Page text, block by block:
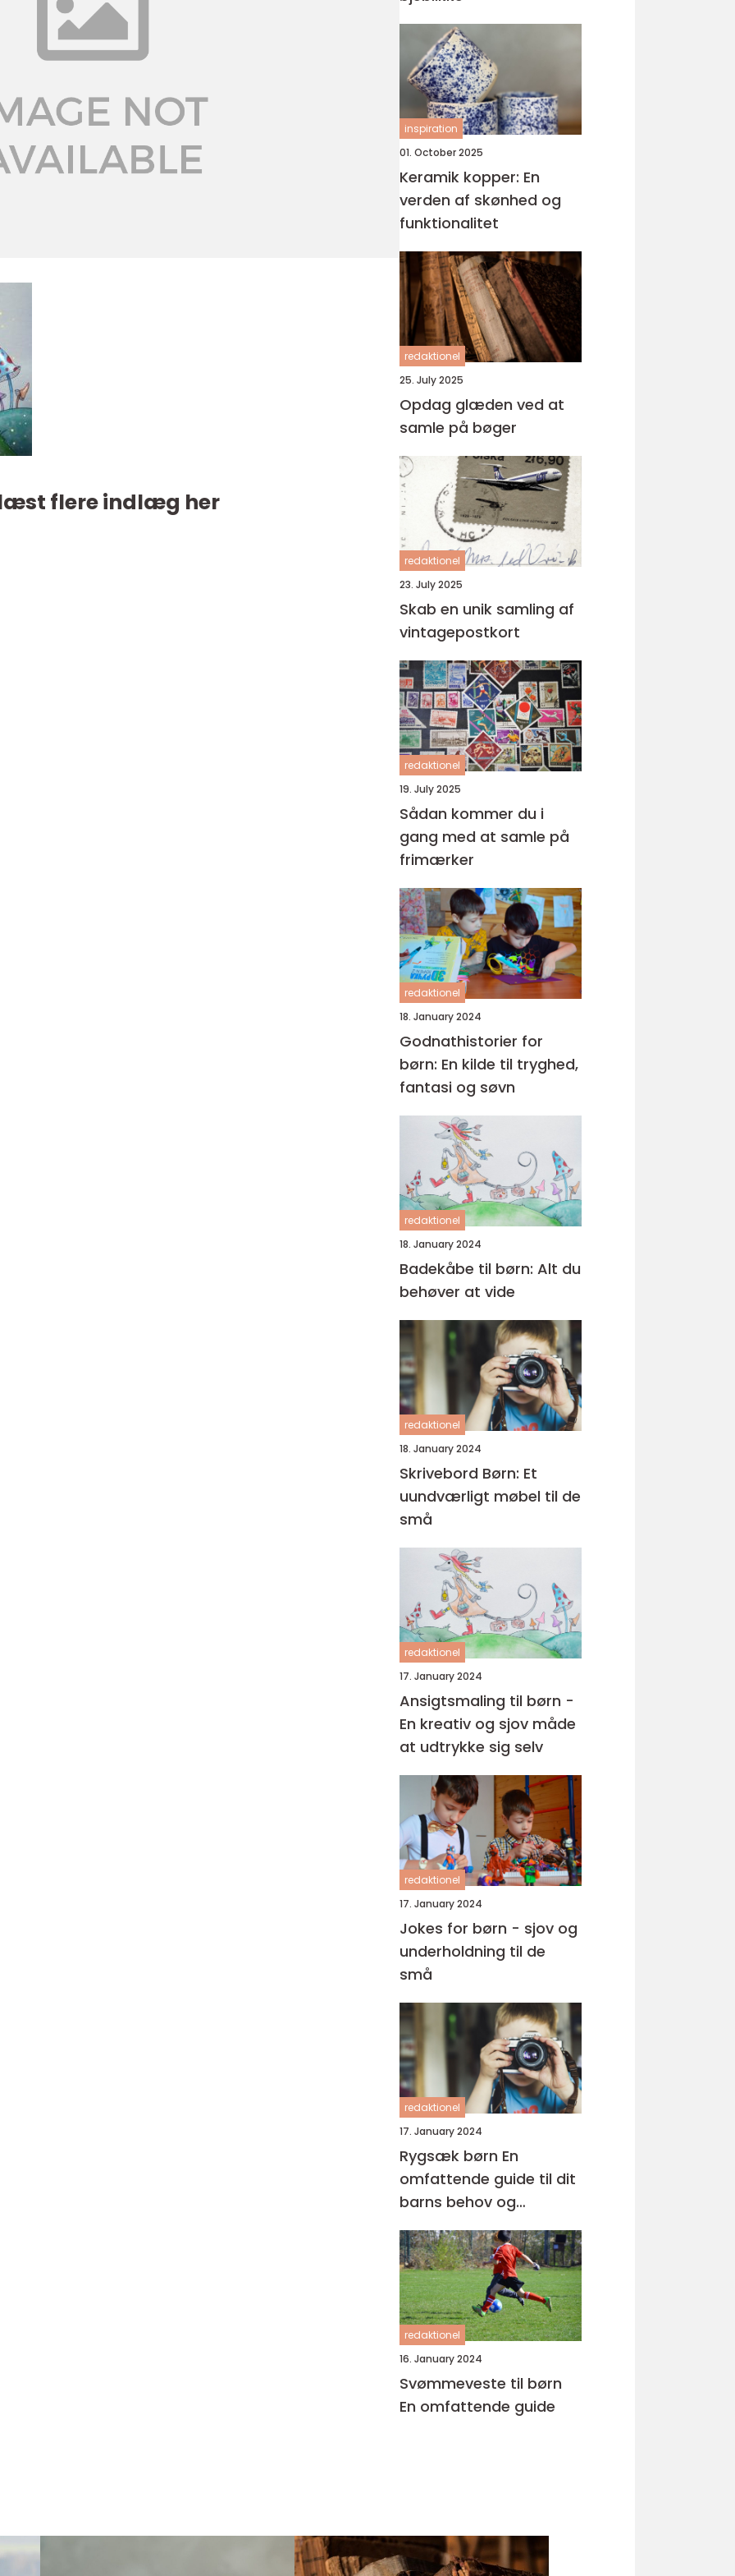
flere indlæg her
inspiration
01. October 2025
Keramik kopper: En
verden af skønhed og
funktionalitet
redaktionel
25. July 2025
Opdag glæden ved at
samle på bøger
redaktionel
23. July 2025
Skab en unik samling af
vintagepostkort
redaktionel
19. July 2025
Sådan kommer du i
gang med at samle på
frimærker
redaktionel
18. January 2024
Godnathistorier for
børn: En kilde til tryghed,
fantasi og søvn
redaktionel
18. January 2024
Badekåbe til børn: Alt du
behøver at vide
redaktionel
18. January 2024
Skrivebord Børn: Et
uundværligt møbel til de
små
redaktionel
17. January 2024
Ansigtsmaling til børn -
En kreativ og sjov måde
at udtrykke sig selv
redaktionel
17. January 2024
Jokes for børn - sjov og
underholdning til de
små
redaktionel
17. January 2024
Rygsæk børn En
omfattende guide til dit
barns behov og
udvikling
redaktionel
16. January 2024
Svømmeveste til børn
En omfattende guide